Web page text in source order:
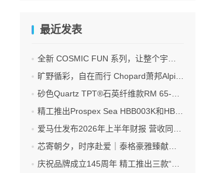
最近发表
全新 COSMIC FUN 系列，让整个宇宙尽在腕间
旷野循彩，自在而行 Chopard萧邦Alpine Eagle雪山傲翼系列时计臻选
砂色Quartz TPT®石英纤维款RM 65-01 双秒追针自动上链计时码表
精工推出Prospex Sea HBB003K和HBB004K亚太区限量版腕表
爱马仕发布2026年上半年财报 营收同比增长6.1%
芯寄朝夕，时序赴爱｜泰格豪雅臻献礼七夕浪漫佳期
庆祝品牌成立145周年 精工推出三款“江户紫”腕表